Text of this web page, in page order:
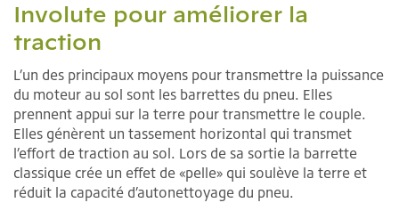
Involute pour améliorer la
traction
L’un des principaux moyens pour transmettre la puissance
du moteur au sol sont les barrettes du pneu. Elles
prennent appui sur la terre pour transmettre le couple.
Elles génèrent un tassement horizontal qui transmet
l’effort de traction au sol. Lors de sa sortie la barrette
classique crée un effet de «pelle» qui soulève la terre et
réduit la capacité d’autonettoyage du pneu.